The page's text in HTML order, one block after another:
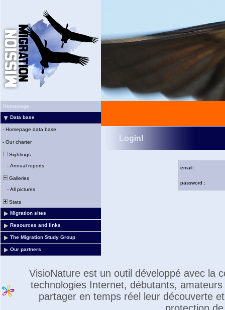
Homepage
Data base
- Homepage data base
- Our charter
Sightings
- Annual reports
Galleries
- All pictures
Stats
Migration sites
Resources and links
The Migration Study Group
Our partners
Login!
email :
password :
VisioNature est un outil développé avec la
technologies Internet, débutants,
partager en temps réel leur découverte